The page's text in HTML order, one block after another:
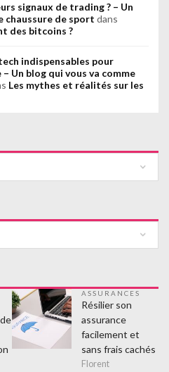
signaux de trading ? – Un
chaussure de sport dans
des bitcoins ?
indispensables pour
Un blog qui vous va comme
Les mythes et réalités sur les
ASSURANCES
Résilier son
assurance
facilement et
sans frais cachés
Florent